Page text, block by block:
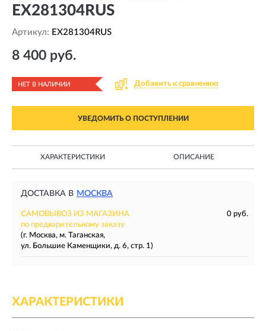
EX281304RUS
Артикул: EX281304RUS
8 400 руб.
НЕТ В НАЛИЧИИ Добавить к сравнению
УВЕДОМИТЬ О ПОСТУПЛЕНИИ
ХАРАКТЕРИСТИКИ ОПИСАНИЕ
ДОСТАВКА В МОСКВА
САМОВЫВОЗ ИЗ МАГАЗИНА
0 руб.
по предварительному заказу
(г. Москва, м. Таганская,
ул. Большие Каменщики, д. 6, стр. 1)
ХАРАКТЕРИСТИКИ